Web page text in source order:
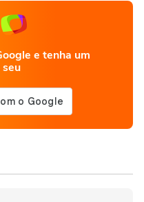
e tenha um
seu